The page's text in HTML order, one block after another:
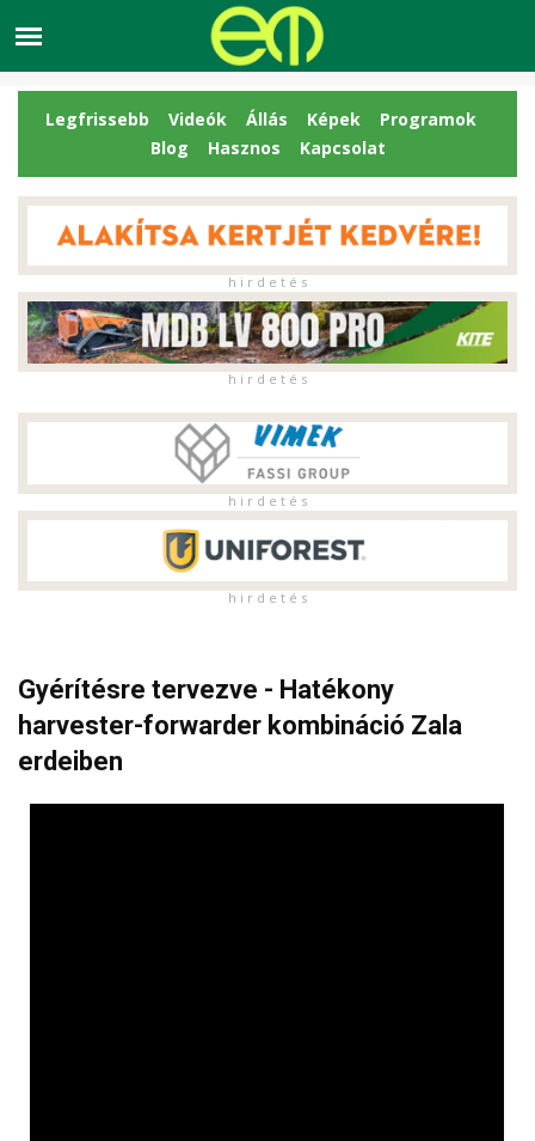
Legfrissebb Videók Állás Képek
Programok
Blog
Hasznos Kapcsolat
h i r d e t é s
h i r d e t é s
h i r d e t é s
h i r d e t é s
Gyérítésre tervezve - Hatékony
harvester-forwarder kombináció Zala
erdeiben